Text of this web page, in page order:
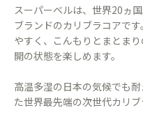
スーパーベルは、世界20ヵ
ブランドのカリブラコアで
やすく、こんもりとまとま
開の状態を楽しめます。
高温多湿の日本の気候でも
た世界最先端の次世代カリブ